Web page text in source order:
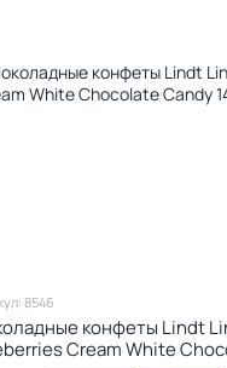
8546
конфеты Lindt
Cream White